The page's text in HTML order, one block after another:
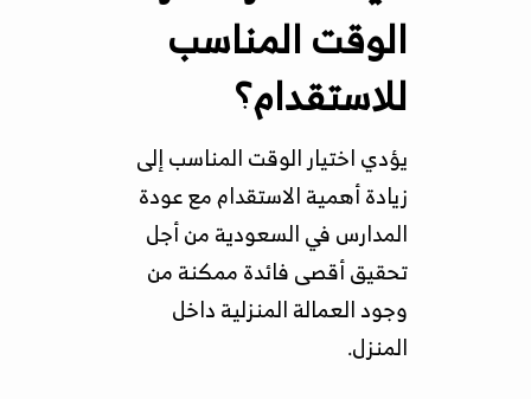
الوقت المناسب
للاستقدام؟
يؤدي اختيار الوقت المناسب إلى
زيادة أهمية الاستقدام مع عودة
المدارس في السعودية من أجل
تحقيق أقصى فائدة ممكنة من
وجود العمالة المنزلية داخل
المنزل.